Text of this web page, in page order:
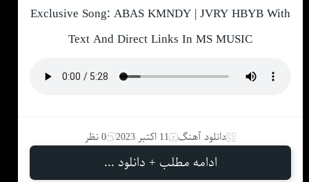
Exclusive Song: ABAS KMNDY | JVRY HBYB With
Text And Direct Links In MS MUSIC
دانلود آهنگ 11 اکتبر 2023 0 نظر
ادامه مطلب + دانلود ...